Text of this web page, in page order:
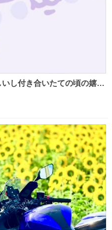
し付き合いたての頃の嬉し
棲前は1日で各50通くらい
のはこれ